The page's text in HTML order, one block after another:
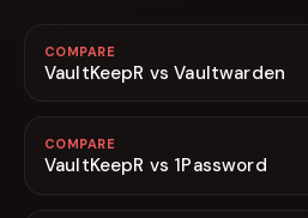
COMPARE
VaultKeepR vs Vaultwarden
COMPARE
VaultKeepR vs 1Password